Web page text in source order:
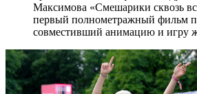
Максимова «Смешарики сквозь
первый полнометражный фильм
совместивший анимацию и игру